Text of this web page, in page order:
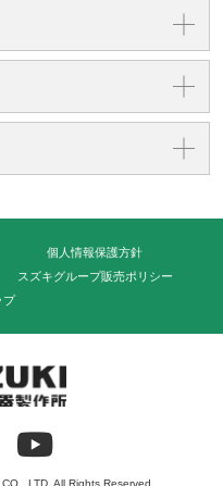
個人情報保護方針
スズキグループ販売ポリシー
プ
,LTD. All Rights Reserved.